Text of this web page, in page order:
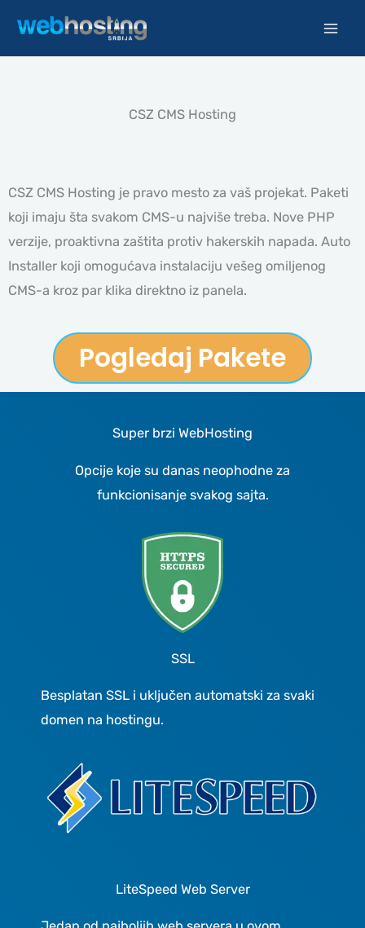
sadržaj
CSZ CMS Hosting
CSZ CMS Hosting je pravo mesto za vaš projekat. Paketi
koji imaju šta svakom CMS-u najviše treba. Nove PHP
verzije, proaktivna zaštita protiv hakerskih napada. Auto
Installer koji omogućava instalaciju vešeg omiljenog
CMS-a kroz par klika direktno iz panela.
Pogledaj Pakete
Super brzi WebHosting
Opcije koje su danas neophodne za
funkcionisanje svakog sajta.
SSL
Besplatan SSL i uključen automatski za svaki
domen na hostingu.
LiteSpeed Web Server